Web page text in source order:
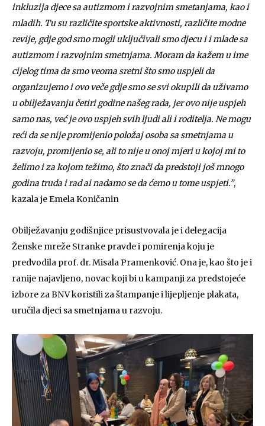
inkluzija djece sa autizmom i razvojnim smetanjama, kao i
mladih. Tu su različite sportske aktivnosti, različite modne
revije, gdje god smo mogli uključivali smo djecu i i mlade sa
autizmom i razvojnim smetnjama. Moram da kažem u ime
cijelog tima da smo veoma sretni što smo uspjeli da
organizujemo i ovo veče gdje smo se svi okupili da uživamo
u obilježavanju četiri godine našeg rada, jer ovo nije uspjeh
samo nas, već je ovo uspjeh svih ljudi ali i roditelja. Ne mogu
reći da se nije promijenio položaj osoba sa smetnjama u
razvoju, promijenio se, ali to nije u onoj mjeri u kojoj mi to
želimo i za kojom težimo, što znači da predstoji još mnogo
godina truda i rad ai nadamo se da ćemo u tome uspjeti.”,
kazala je Emela Koničanin
Obilježavanju godišnjice prisustvovala je i delegacija
Ženske mreže Stranke pravde i pomirenja koju je
predvodila prof. dr. Misala Pramenković. Ona je, kao što je i
ranije najavljeno, novac koji bi u kampanji za predstojeće
izbore za BNV koristili za štampanje i lijepljenje plakata,
uručila djeci sa smetnjama u razvoju.